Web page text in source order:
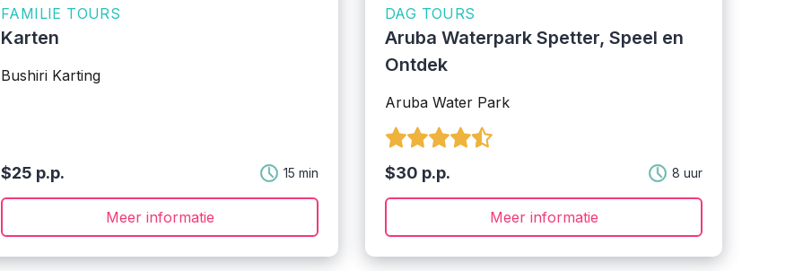
FAMILIE TOURS
Karten
Bushiri Karting
$25 p.p. 15 min
Meer informatie
DAG TOURS
Aruba Waterpark Spetter, Speel en
Ontdek
Aruba Water Park
$30 p.p. 8 uur
Meer informatie